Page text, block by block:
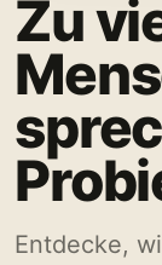
Zu
Entdecke,